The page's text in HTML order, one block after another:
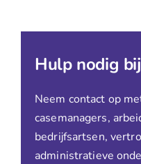
Hulp nodig
Neem contact op
casemanagers,
bedrijfsartsen,
administratieve